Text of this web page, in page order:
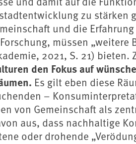
zu stärken
und die
müssen
2021, S. 21) bieten.
den Fokus auf
Es gilt eben diese
–
von Gemeinschaft als
aus, dass nachhaltige
oder drohende